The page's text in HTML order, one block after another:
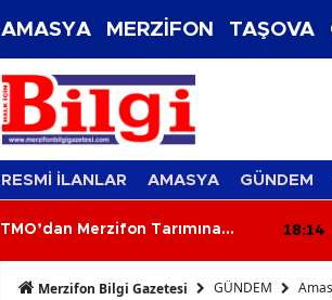
AMASYA MERZİFON TAŞOVA
RESMİ İLANLAR AMASYA GÜNDEM
TMO’dan Merzifon Tarımına
18:14
Merzifon Bilgi Gazetesi GÜNDEM